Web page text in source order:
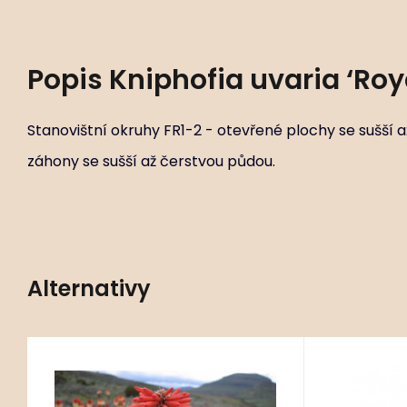
Popis Kniphofia uvaria
Stanovištní okruhy FR1-2 - otevřené plochy se sušší
záhony se sušší až čerstvou půdou.
Alternativy
Kniphofia caulescens
Kód:ART01660
EAN:8595632334668
+ 156 čerstvě nasázeno
P11X11